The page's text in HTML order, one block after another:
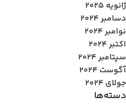
ژانویه 2025
دسامبر 2024
نوامبر 2024
اکتبر 2024
سپتامبر 2024
آگوست 2024
جولای 2024
دسته‌ها